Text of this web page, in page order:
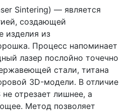
Sintering) — является
создающей
изделия из
Процесс напоминает
лазер послойно точечно
стали, титана
3D-модели. В отличие
отрезает лишнее, а
Метод позволяет